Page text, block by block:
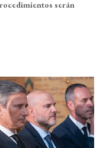
serán